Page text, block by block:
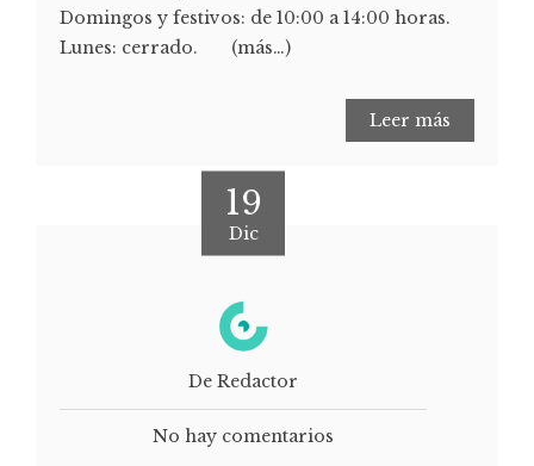
Domingos y festivos: de 10:00 a 14:00 horas.
Lunes: cerrado. (más…)
Leer más
19
Dic
De Redactor
No hay comentarios